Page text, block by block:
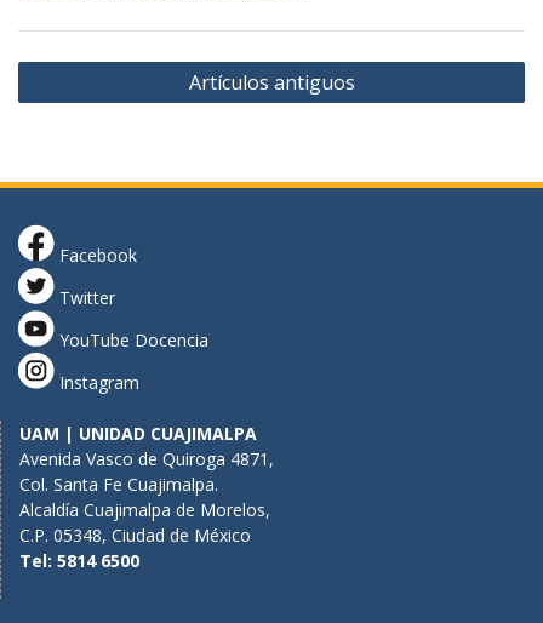
N
a
e
a
c
i
ó
n
d
e
e
n
t
Artículos antiguos
Facebook
Twitter
YouTube Docencia
Instagram
UAM | UNIDAD CUAJIMALPA
Avenida Vasco de Quiroga 4871,
Col. Santa Fe Cuajimalpa.
Alcaldía Cuajimalpa de Morelos,
C.P. 05348, Ciudad de México
Tel: 5814 6500